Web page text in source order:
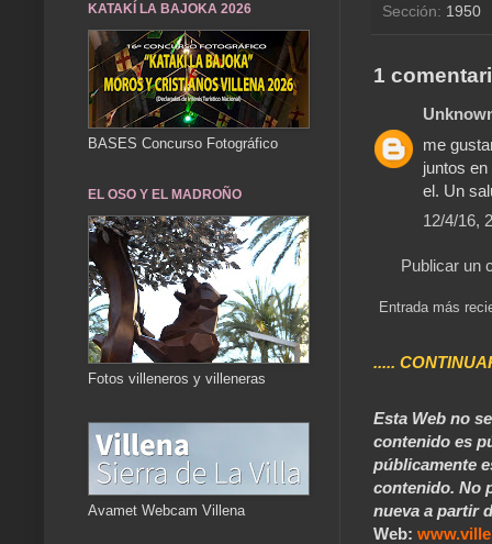
Sección: 1950
1
me
juntos
el. Un
12/4/16,
Publicar un
Entrada más
.....
Esta Web no
contenido es
públicamente
contenido. No
nueva a partir
Web:
KATAKÍ LA BAJOKA 2026
BASES Concurso Fotográfico
EL OSO Y EL MADROÑO
Fotos villeneros y villeneras
Avamet Webcam Villena